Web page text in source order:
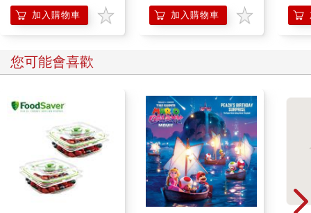
些和咖啡無關的東西只要印上星巴克的標誌就會引起風潮，真的
是難以理解。」
星巴克的成功不能單純地用結合了咖啡的味道、香氣，以及在艱
困的現實中期待幸運降臨的感性訴求行銷策略來解釋。
韓國首間開張的星巴克在哪裡呢？答案就是在梨花女子大學前。
根據介紹者的身分，受眾感受到的信任度會有所不同。例如，與
路人介紹的餐廳相比，電視上的李英子 所推薦的餐廳更值得信
賴。如果星巴克不是開在梨花女子大學前，而是開在警察大學
前，情況就會有所不同。有時候評價結果會根據介紹食物的人的
權威性而改變，而不是產品本身。日本首間星巴克門市選擇在東
京最高檔的街區「銀座」也是出於同樣的原因。
梨花女子大學的大學生拿著印有星巴克綠色女海妖賽蓮圖樣的紙
杯，給人留下了「星巴克＝高級咖啡代名詞」的強烈印象。現在
加入購物車 加入購物車
您可能會喜歡